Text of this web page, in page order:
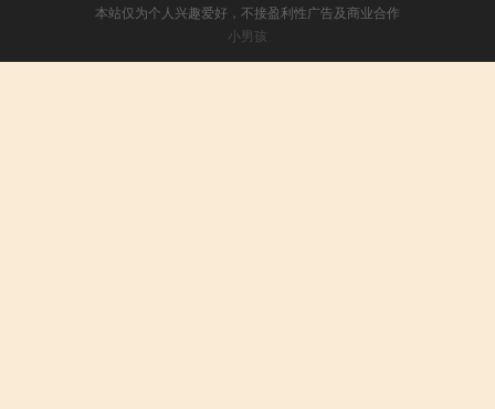
本站仅为个人兴趣爱好，不接盈利性广告及商业合作
小男孩